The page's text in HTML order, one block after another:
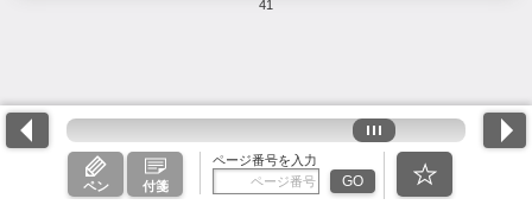
41
ペン 付箋
ページ番号を入力
GO